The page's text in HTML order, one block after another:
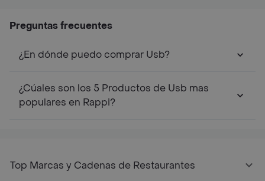
Preguntas frecuentes
¿En dónde puedo comprar Usb?
¿Cúales son los 5 Productos de Usb mas
populares en Rappi?
Top Marcas y Cadenas de Restaurantes